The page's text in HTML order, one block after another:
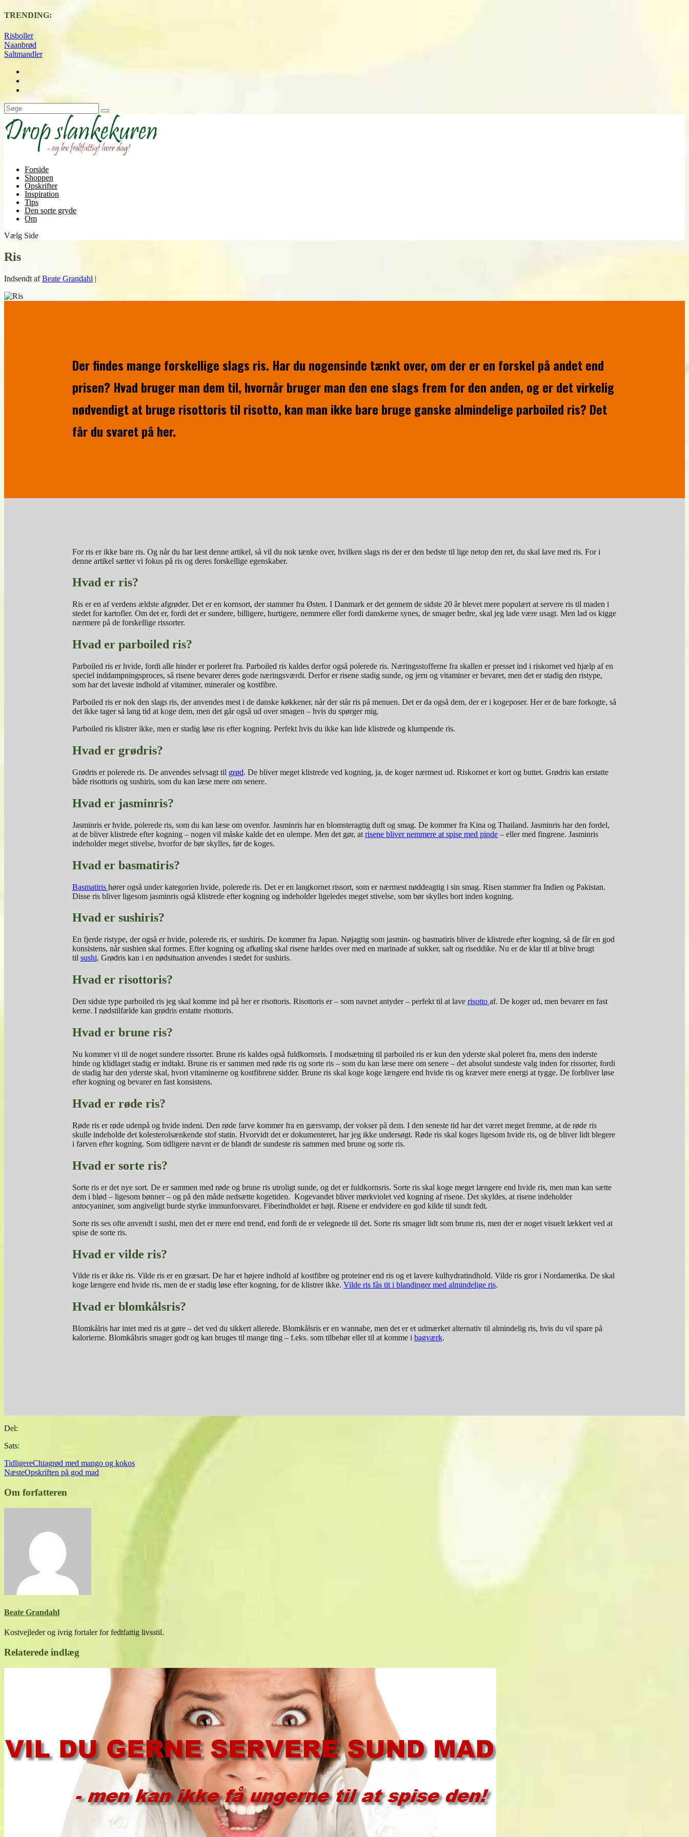
TRENDING:
Risboller
Naanbrød
Saltmandler
Forside
Shoppen
Opskrifter
Inspiration
Tips
Den sorte gryde
Om
Vælg Side
Ris
Indsendt afBeate Grandahl |
Der findes mange forskellige slags ris. Har du nogensinde tænkt over, om der er en forskel på andet end
prisen? Hvad bruger man dem til, hvornår bruger man den ene slags frem for den anden, og er det virkelig
nødvendigt at bruge risottoris til risotto, kan man ikke bare bruge ganske almindelige parboiled ris? Det
får du svaret på her.
For ris er ikke bare ris. Og når du har læst denne artikel, så vil du nok tænke over, hvilken slags ris der er den bedste til lige netop den ret, du skal lave med ris. For i
denne artikel sætter vi fokus på ris og deres forskellige egenskaber.
Hvad er ris?
Ris er en af verdens ældste afgrøder. Det er en kornsort, der stammer fra Østen. I Danmark er det gennem de sidste 20 år blevet mere populært at servere ris til maden i
stedet for kartofler. Om det er, fordi det er sundere, billigere, hurtigere, nemmere eller fordi danskerne synes, de smager bedre, skal jeg lade være usagt. Men lad os kigge
nærmere på de forskellige rissorter.
Hvad er parboiled ris?
Parboiled ris er hvide, fordi alle hinder er porleret fra. Parboiled ris kaldes derfor også polerede ris. Næringsstofferne fra skallen er presset ind i riskornet ved hjælp af en
speciel inddampningsproces, så risene bevarer deres gode næringsværdi. Derfor er risene stadig sunde, og jern og vitaminer er bevaret, men det er stadig den ristype,
som har det laveste indhold af vitaminer, mineraler og kostfibre.
Parboiled ris er nok den slags ris, der anvendes mest i de danske køkkener, når der står ris på menuen. Det er da også dem, der er i kogeposer. Her er de bare forkogte, så
det ikke tager så lang tid at koge dem, men det går også ud over smagen – hvis du spørger mig.
Parboiled ris klistrer ikke, men er stadig løse ris efter kogning. Perfekt hvis du ikke kan lide klistrede og klumpende ris.
Hvad er grødris?
Grødris er polerede ris. De anvendes selvsagt til grød. De bliver meget klistrede ved kogning, ja, de koger nærmest ud. Riskornet er kort og buttet. Grødris kan erstatte
både risottoris og sushiris, som du kan læse mere om senere.
Hvad er jasminris?
Jasminris er hvide, polerede ris, som du kan læse om ovenfor. Jasminris har en blomsteragtig duft og smag. De kommer fra Kina og Thailand. Jasminris har den fordel,
at de bliver klistrede efter kogning – nogen vil måske kalde det en ulempe. Men det gør, at risene bliver nemmere at spise med pinde– eller med fingrene. Jasminris
indeholder meget stivelse, hvorfor de bør skylles, før de koges.
Hvad er basmatiris?
Basmatiris hører også under kategorien hvide, polerede ris. Det er en langkornet rissort, som er nærmest nøddeagtig i sin smag. Risen stammer fra Indien og Pakistan.
Disse ris bliver ligesom jasminris også klistrede efter kogning og indeholder ligeledes meget stivelse, som bør skylles bort inden kogning.
Hvad er sushiris?
En fjerde ristype, der også er hvide, polerede ris, er sushiris. De kommer fra Japan. Nøjagtig som jasmin- og basmatiris bliver de klistrede efter kogning, så de får en god
konsistens, når sushien skal formes. Efter kogning og afkøling skal risene hældes over med en marinade af sukker, salt og riseddike. Nu er de klar til at blive brugt
til sushi. Grødris kan i en nødsituation anvendes i stedet for sushiris.
Hvad er risottoris?
Den sidste type parboiled ris jeg skal komme ind på her er risottoris. Risottoris er – som navnet antyder – perfekt til at lave risotto af. De koger ud, men bevarer en fast
kerne. I nødstilfælde kan grødris erstatte risottoris.
Hvad er brune ris?
Nu kommer vi til de noget sundere rissorter. Brune ris kaldes også fuldkornsris. I modsætning til parboiled ris er kun den yderste skal poleret fra, mens den inderste
hinde og klidlaget stadig er indtakt. Brune ris er sammen med røde ris og sorte ris – som du kan læse mere om senere – det absolut sundeste valg inden for rissorter, fordi
de stadig har den yderste skal, hvori vitaminerne og kostfibrene sidder. Brune ris skal koge koge længere end hvide ris og kræver mere energi at tygge. De forbliver løse
efter kogning og bevarer en fast konsistens.
Hvad er røde ris?
Røde ris er røde udenpå og hvide indeni. Den røde farve kommer fra en gærsvamp, der vokser på dem. I den seneste tid har det været meget fremme, at de røde ris
skulle indeholde det kolesterolsænkende stof statin. Hvorvidt det er dokumenteret, har jeg ikke undersøgt. Røde ris skal koges ligesom hvide ris, og de bliver lidt blegere
i farven efter kogning. Som tidligere nævnt er de blandt de sundeste ris sammen med brune og sorte ris.
Hvad er sorte ris?
Sorte ris er det nye sort. De er sammen med røde og brune ris utroligt sunde, og det er fuldkornsris. Sorte ris skal koge meget længere end hvide ris, men man kan sætte
dem i blød – ligesom bønner – og på den måde nedsætte kogetiden. Kogevandet bliver mørkviolet ved kogning af risene. Det skyldes, at risene indeholder
antocyaniner, som angiveligt burde styrke immunforsvaret. Fiberindholdet er højt. Risene er endvidere en god kilde til sundt fedt.
Sorte ris ses ofte anvendt i sushi, men det er mere end trend, end fordi de er velegnede til det. Sorte ris smager lidt som brune ris, men der er noget visuelt lækkert ved at
spise de sorte ris.
Hvad er vilde ris?
Vilde ris er ikke ris. Vilde ris er en græsart. De har et højere indhold af kostfibre og proteiner end ris og et lavere kulhydratindhold. Vilde ris gror i Nordamerika. De skal
koge længere end hvide ris, men de er stadig løse efter kogning, for de klistrer ikke. Vilde ris fås tit i blandinger med almindelige ris.
Hvad er blomkålsris?
Blomkålris har intet med ris at gøre – det ved du sikkert allerede. Blomkålsris er en wannabe, men det er et udmærket alternativ til almindelig ris, hvis du vil spare på
kalorierne. Blomkålsris smager godt og kan bruges til mange ting – f.eks. som tilbehør eller til at komme i bagværk.
Del:
Sats:
TidligereChiagrød med mango og kokos
NæsteOpskriften på god mad
Om forfatteren
Beate Grandahl
Kostvejleder og ivrig fortaler for fedtfattig livsstil.
Relaterede indlæg